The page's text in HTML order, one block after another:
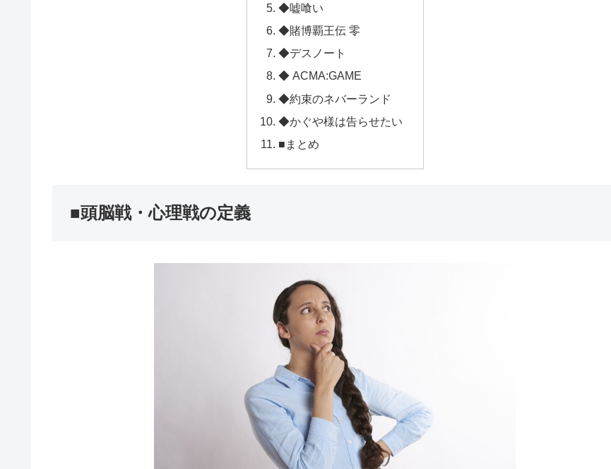
◆嘘喰い
◆賭博覇王伝 零
◆デスノート
◆ ACMA:GAME
◆約束のネバーランド
◆かぐや様は告らせたい
■まとめ
■頭脳戦・心理戦の定義